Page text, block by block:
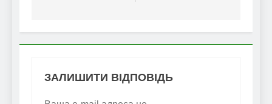
ЗАЛИШИТИ ВІДПОВІДЬ